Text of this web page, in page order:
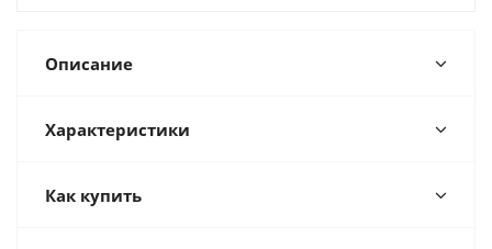
Описание
Характеристики
Как купить